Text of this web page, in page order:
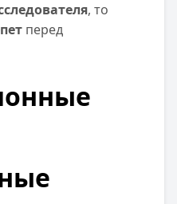
, то
перед